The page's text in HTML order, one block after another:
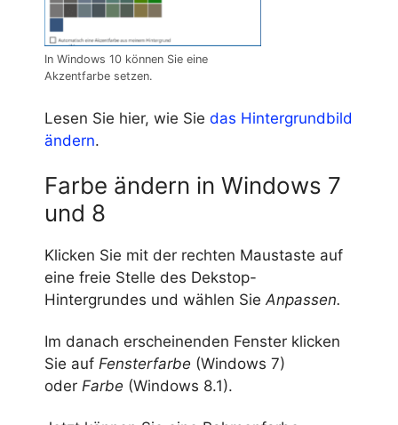
In Windows 10 können Sie eine
Akzentfarbe setzen.
Lesen Sie hier, wie Sie das Hintergrundbild
ändern.
Farbe ändern in Windows 7
und 8
Klicken Sie mit der rechten Maustaste auf
eine freie Stelle des Dekstop-
Hintergrundes und wählen SieAnpassen.
Im danach erscheinenden Fenster klicken
Sie auf Fensterfarbe (Windows 7)
oder Farbe (Windows 8.1).